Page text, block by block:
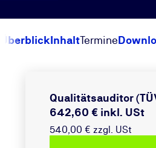
ÜberblickInhaltTermine
Qualitätsauditor
642,60 € inkl. USt
540,00 € zzgl. USt